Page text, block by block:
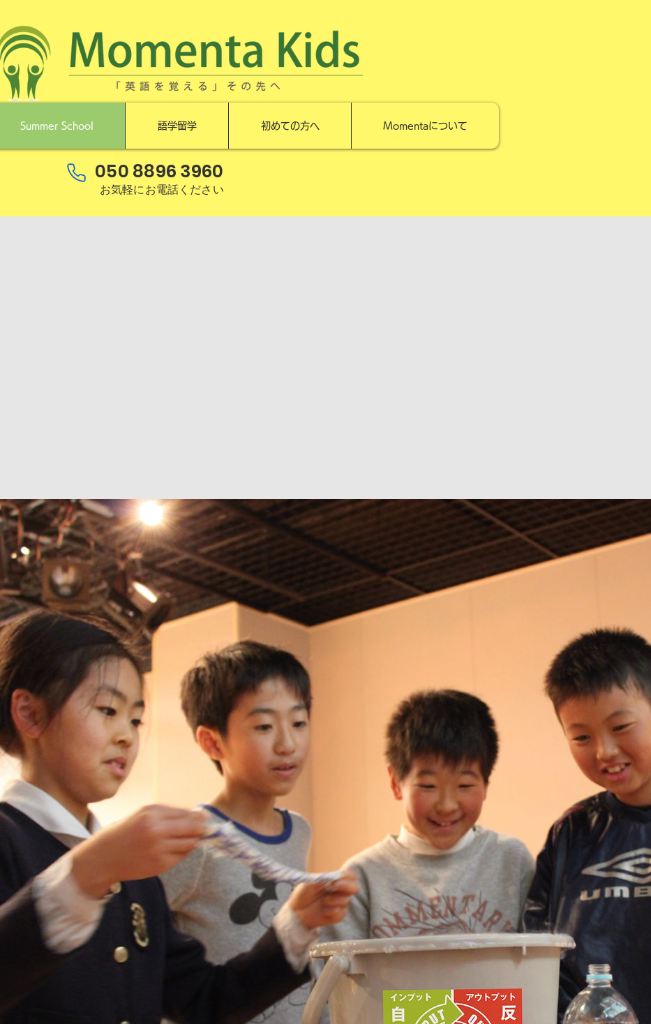
Summer School 語学留学 初めての方へ Momentaについて
050 8896 3960
お気軽にお電話ください